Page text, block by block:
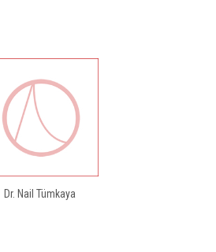
Dr. Nail Tümkaya